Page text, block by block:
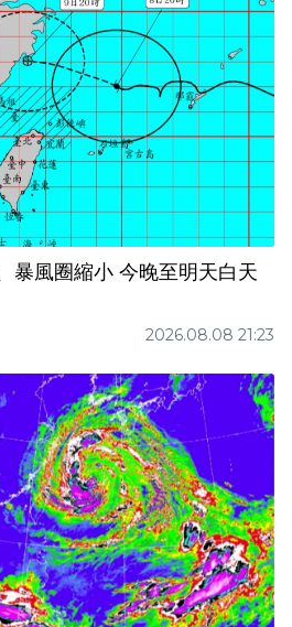
暴風圈縮小 今晚至明天白天
2026.08.08 21:23